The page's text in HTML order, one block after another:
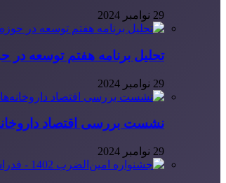
29 نوامبر 2024
تحلیل برنامه هفتم توسعه در
29 نوامبر 2024
نشست بررسی اقتصاد
29 نوامبر 2024